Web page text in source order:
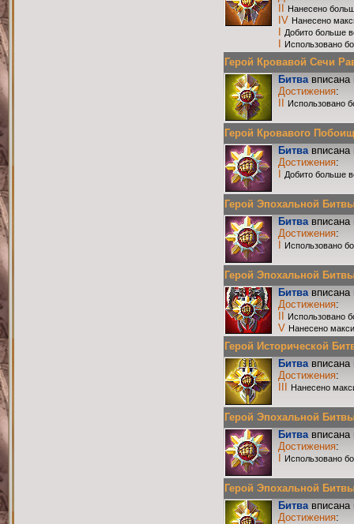
Нанесено
IV Нанесено
Добито больше
Использовано
Герой Кровавой Сечи
Битвавписана
Достижения:
Использовано
Герой Кровавого
Битвавписана
Достижения:
Добито больше
Герой Эпохальной
Битвавписана
Достижения:
Использовано
Герой Эпохальной
Битвавписана
Достижения:
Использовано
V Нанесено
Герой Исторической
Битвавписана
Достижения:
Нанесено
Герой Эпохальной
Битвавписана
Достижения:
Использовано
Герой Эпохальной
Битвавписана
Достижения: